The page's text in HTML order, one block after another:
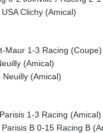
Clichy (Amical)
Maur 1-3 Racing (Coupe)
(Amical)
(Amical)
1-3 Racing (Amical)
B 0-15 Racing B